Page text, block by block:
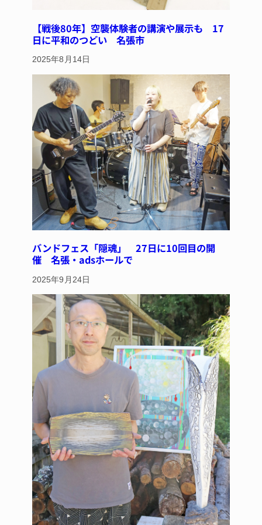
【戦後80年】空襲体験者の講演や展示も 17
日に平和のつどい 名張市
2025年8月14日
バンドフェス「隠魂」 27日に10回目の開
催 名張・adsホールで
2025年9月24日